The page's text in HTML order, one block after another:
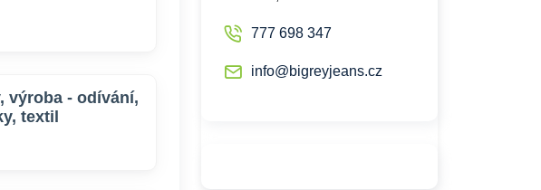
výroba - odívání,
textil
777 698 347
info@bigreyjeans.cz